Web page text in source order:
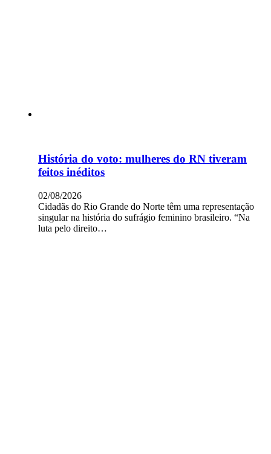
História do voto: mulheres do RN tiveram
feitos inéditos
02/08/2026
Cidadãs do Rio Grande do Norte têm uma representação
singular na história do sufrágio feminino brasileiro. “Na
luta pelo direito…